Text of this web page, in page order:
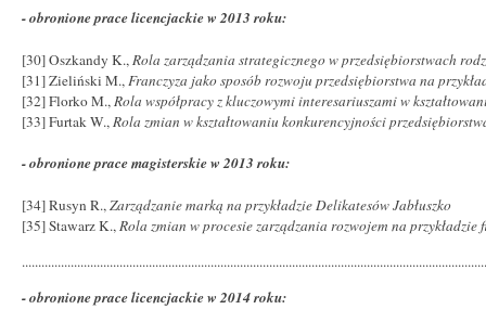
- obronione prace licencjackie w 2013 roku:
[30] Oszkandy K., Rola zarządzania strategicznego w przedsiębiorstwach
[31] Zieliński M., Franczyza jako sposób rozwoju przedsiębiorstwa na
[32] Florko M., Rola współpracy z kluczowymi interesariuszami w
[33] Furtak W., Rola zmian w kształtowaniu konkurencyjności
- obronione prace magisterskie w 2013 roku:
[34] Rusyn R., Zarządzanie marką na przykładzie Delikatesów Jabłuszko
[35] Stawarz K., Rola zmian w procesie zarządzania rozwojem na
- obronione prace licencjackie w 2014 roku: